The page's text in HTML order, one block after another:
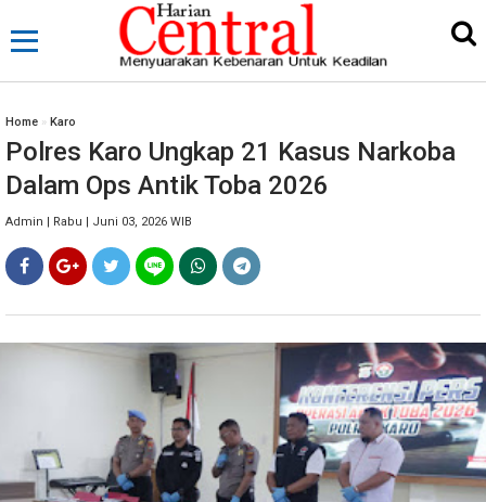
Home » Karo
Polres Karo Ungkap 21 Kasus Narkoba
Dalam Ops Antik Toba 2026
Admin | Rabu | Juni 03, 2026 WIB